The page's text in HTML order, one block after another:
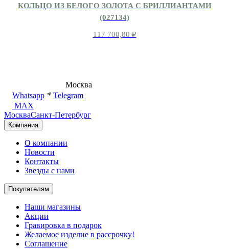
КОЛЬЦО ИЗ БЕЛОГО ЗОЛОТА С БРИЛЛИАНТАМИ
(027134)
117 700,80 ₽
Москва
Whatsapp
Telegram
MAX
МоскваСанкт-Петербург
Компания
О компании
Новости
Контакты
Звезды с нами
Покупателям
Наши магазины
Акции
Гравировка в подарок
Желаемое изделие в рассрочку!
Соглашение